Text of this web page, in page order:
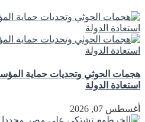
هجمات الحوثي وتحديات حماية
استعادة الدولة
أغسطس 07, 2026